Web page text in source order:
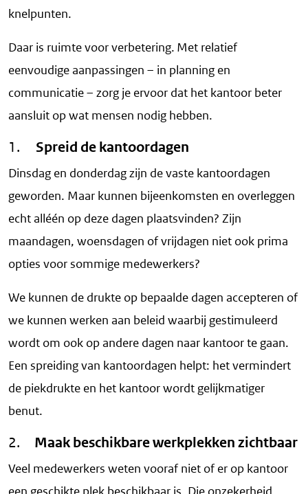
knelpunten.
Daar is ruimte voor verbetering. Met relatief
eenvoudige aanpassingen – in planning en
communicatie – zorg je ervoor dat het kantoor beter
aansluit op wat mensen nodig hebben.
1. Spreid de kantoordagen
Dinsdag en donderdag zijn de vaste kantoordagen
geworden. Maar kunnen bijeenkomsten en overleggen
echt alléén op deze dagen plaatsvinden? Zijn
maandagen, woensdagen of vrijdagen niet ook prima
opties voor sommige medewerkers?
We kunnen de drukte op bepaalde dagen accepteren of
we kunnen werken aan beleid waarbij gestimuleerd
wordt om ook op andere dagen naar kantoor te gaan.
Een spreiding van kantoordagen helpt: het vermindert
de piekdrukte en het kantoor wordt gelijkmatiger
benut.
2. Maak beschikbare werkplekken zichtbaar
Veel medewerkers weten vooraf niet of er op kantoor